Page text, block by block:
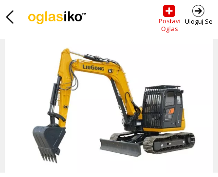
Postavi
Oglas
Uloguj Se